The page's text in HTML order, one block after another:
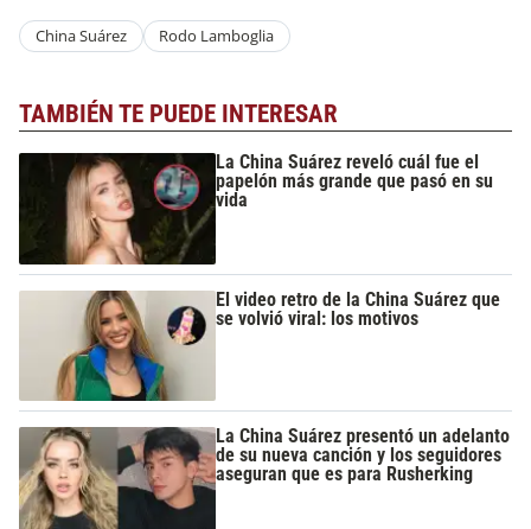
China Suárez Rodo Lamboglia
TAMBIÉN TE PUEDE INTERESAR
La China Suárez reveló cuál fue el
papelón más grande que pasó en su
vida
El video retro de la China Suárez que
se volvió viral: los motivos
La China Suárez presentó un adelanto
de su nueva canción y los seguidores
aseguran que es para Rusherking